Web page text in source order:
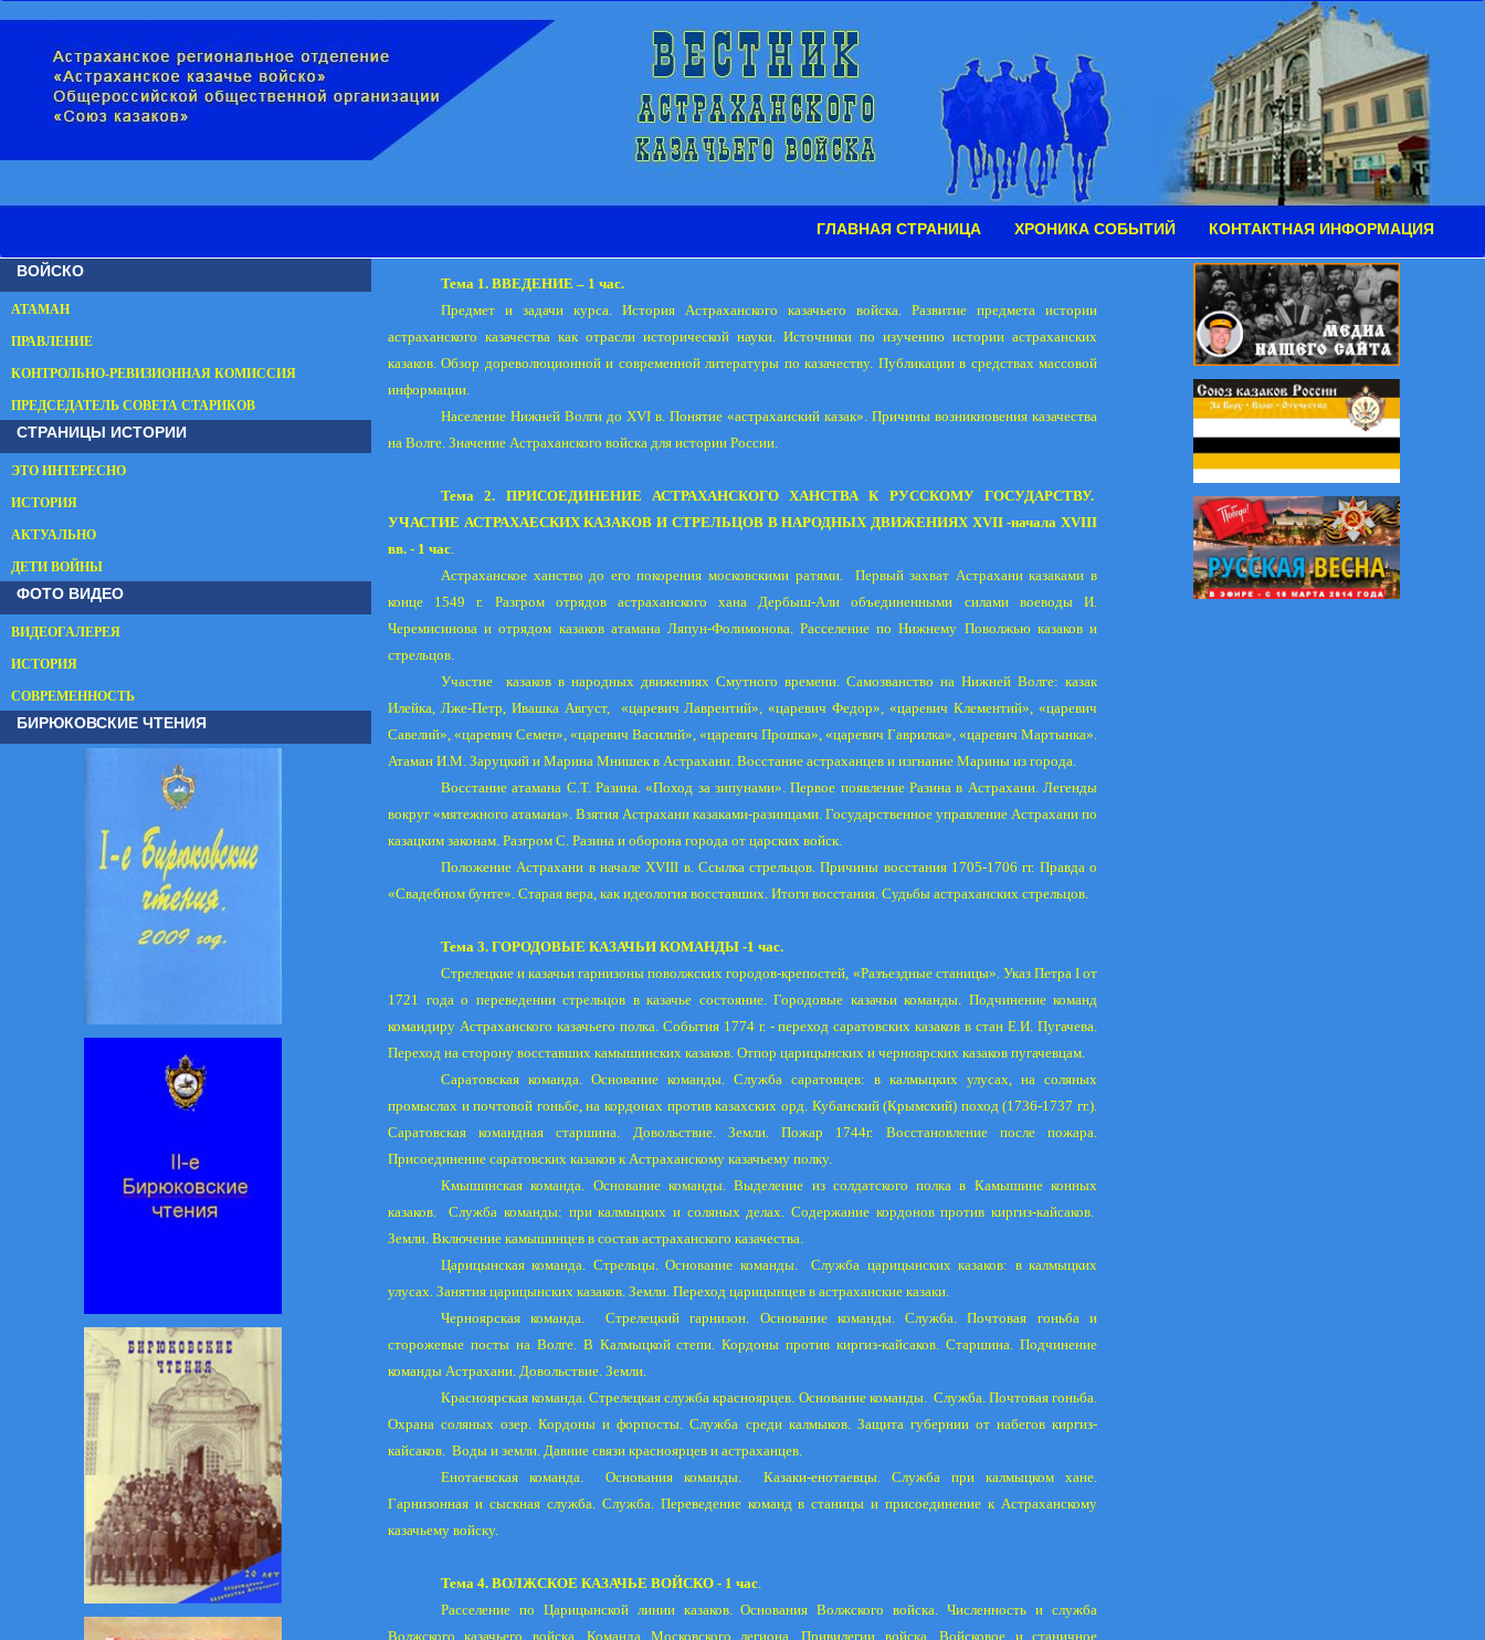
ГЛАВНАЯ СТРАНИЦА ХРОНИКА СОБЫТИЙ КОНТАКТНАЯ ИНФОРМАЦИЯ
ВОЙСКО
АТАМАН
ПРАВЛЕНИЕ
КОНТРОЛЬНО-РЕВИЗИОННАЯ КОМИССИЯ
ПРЕДСЕДАТЕЛЬ СОВЕТА СТАРИКОВ
СТРАНИЦЫ ИСТОРИИ
ЭТО ИНТЕРЕСНО
ИСТОРИЯ
АКТУАЛЬНО
ДЕТИ ВОЙНЫ
ФОТО ВИДЕО
ВИДЕОГАЛЕРЕЯ
ИСТОРИЯ
СОВРЕМЕННОСТЬ
БИРЮКОВСКИЕ ЧТЕНИЯ
Тема 1. ВВЕДЕНИЕ – 1 час.
Предмет и задачи курса. История Астраханского казачьего войска. Развитие предмета истории
астраханского казачества как отрасли исторической науки. Источники по изучению истории астраханских
казаков. Обзор дореволюционной и современной литературы по казачеству. Публикации в средствах массовой
информации.
Население Нижней Волги до XVI в. Понятие «астраханский казак». Причины возникновения казачества
на Волге. Значение Астраханского войска для истории России.
Тема 2. ПРИСОЕДИНЕНИЕ АСТРАХАНСКОГО ХАНСТВА К РУССКОМУ ГОСУДАРСТВУ.
УЧАСТИЕ АСТРАХАЕСКИХ КАЗАКОВ И СТРЕЛЬЦОВ В НАРОДНЫХ ДВИЖЕНИЯХ XVII -начала XVIII
вв. - 1 час.
Астраханское ханство до его покорения московскими ратями.
Первый захват Астрахани казаками в
конце 1549 г. Разгром отрядов астраханского хана Дербыш-Али объединенными силами воеводы И.
Черемисинова и отрядом казаков атамана Ляпун-Фолимонова. Расселение по Нижнему Поволжью казаков и
стрельцов.
Участие
казаков в народных движениях Смутного времени. Самозванство на Нижней Волге: казак
Илейка, Лже-Петр, Ивашка Август,
«царевич Лаврентий», «царевич Федор», «царевич Клементий», «царевич
Савелий», «царевич Семен», «царевич Василий», «царевич Прошка», «царевич Гаврилка», «царевич Мартынка».
Атаман И.М. Заруцкий и Марина Мнишек в Астрахани. Восстание астраханцев и изгнание Марины из города.
Восстание атамана С.Т. Разина. «Поход за зипунами». Первое появление Разина в Астрахани. Легенды
вокруг «мятежного атамана». Взятия Астрахани казаками-разинцами. Государственное управление Астрахани по
казацким законам. Разгром С. Разина и оборона города от царских войск.
Положение Астрахани в начале XVIII в. Ссылка стрельцов. Причины восстания 1705-1706 гг. Правда о
«Свадебном бунте». Старая вера, как идеология восставших. Итоги восстания. Судьбы астраханских стрельцов.
Тема 3. ГОРОДОВЫЕ КАЗАЧЬИ КОМАНДЫ -1 час.
Стрелецкие и казачьи гарнизоны поволжских городов-крепостей, «Разъездные станицы». Указ Петра I от
1721 года о переведении стрельцов в казачье состояние. Городовые казачьи команды. Подчинение команд
командиру Астраханского казачьего полка. События 1774 г. - переход саратовских казаков в стан Е.И. Пугачева.
Переход на сторону восставших камышинских казаков. Отпор царицынских и черноярских казаков пугачевцам.
Саратовская команда. Основание команды. Служба саратовцев: в калмыцких улусах, на соляных
промыслах и почтовой гоньбе, на кордонах против казахских орд. Кубанский (Крымский) поход (1736-1737 гг.).
Саратовская командная старшина. Довольствие. Земли. Пожар 1744г. Восстановление после пожара.
Присоединение саратовских казаков к Астраханскому казачьему полку.
Кмышинская команда. Основание команды. Выделение из солдатского полка в Камышине конных
казаков.
Служба команды: при калмыцких и соляных делах. Содержание кордонов против киргиз-кайсаков.
Земли. Включение камышинцев в состав астраханского казачества.
Царицынская команда. Стрельцы. Основание команды.
Служба царицынских казаков: в калмыцких
улусах. Занятия царицынских казаков. Земли. Переход царицынцев в астраханские казаки.
Черноярская команда.
Стрелецкий гарнизон. Основание команды. Служба. Почтовая гоньба и
сторожевые посты на Волге. В Калмыцкой степи. Кордоны против киргиз-кайсаков. Старшина. Подчинение
команды Астрахани. Довольствие. Земли.
Красноярская команда. Стрелецкая служба красноярцев. Основание команды. Служба. Почтовая гоньба.
Охрана соляных озер. Кордоны и форпосты. Служба среди калмыков. Защита губернии от набегов киргиз-
кайсаков. Воды и земли. Давние связи красноярцев и астраханцев.
Енотаевская команда.
Основания команды.
Казаки-енотаевцы. Служба при калмыцком хане.
Гарнизонная и сыскная служба. Служба. Переведение команд в станицы и присоединение к Астраханскому
казачьему войску.
Тема 4. ВОЛЖСКОЕ КАЗАЧЬЕ ВОЙСКО - 1 час.
Расселение по Царицынской линии казаков. Основания Волжского войска. Численность и служба
Волжского казачьего войска. Команда Московского легиона. Привилегии войска. Войсковое и станичное